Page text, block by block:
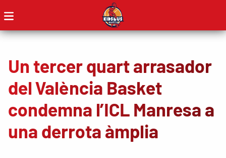
Un tercer quart arrasador
del València Basket
condemna l’ICL Manresa a
una derrota àmplia